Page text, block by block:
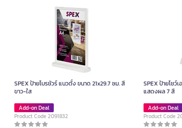
SPEX ป้ายโบรชัวร์ แนวตั้ง ขนาด 21x29.7 ซม. สี
ขาว-ใส
Add-on Deal
Product Code 2091832
SPEX ป้ายโชว์
แสดงผล 7 สี
Add-on Deal
Product Code